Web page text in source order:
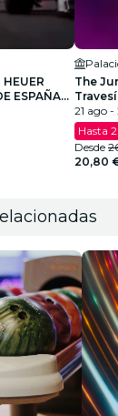
HEUER
ESPAÑA
The
21 ago
Hasta
Desde
20,80